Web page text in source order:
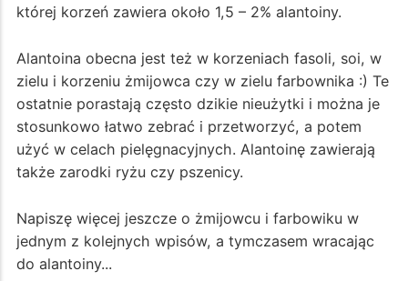
której korzeń zawiera około 1,5 – 2% alantoiny.
Alantoina obecna jest też w korzeniach fasoli, soi, w
zielu i korzeniu żmijowca czy w zielu farbownika :) Te
ostatnie porastają często dzikie nieużytki i można je
stosunkowo łatwo zebrać i przetworzyć, a potem
użyć w celach pielęgnacyjnych. Alantoinę zawierają
także zarodki ryżu czy pszenicy.
Napiszę więcej jeszcze o żmijowcu i farbowiku w
jednym z kolejnych wpisów, a tymczasem wracając
do alantoiny...